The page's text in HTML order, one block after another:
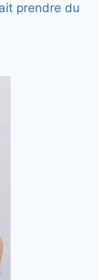
prendre du